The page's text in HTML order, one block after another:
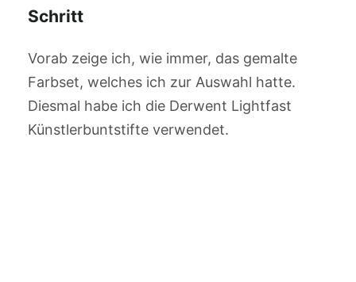
Schritt
Vorab zeige ich, wie immer, das gemalte
Farbset, welches ich zur Auswahl hatte.
Diesmal habe ich die Derwent Lightfast
Künstlerbuntstifte verwendet.